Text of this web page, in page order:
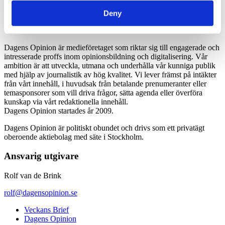
Deny
*Moms 6 procent tillkommer alla priser
Dagens Opinion är medieföretaget som riktar sig till engagerade och
intresserade proffs inom opinionsbildning och digitalisering. Vår
ambition är att utveckla, utmana och underhålla vår kunniga publik
med hjälp av journalistik av hög kvalitet. Vi lever främst på intäkter
från vårt innehåll, i huvudsak från betalande prenumeranter eller
temasponsorer som vill driva frågor, sätta agenda eller överföra
kunskap via vårt redaktionella innehåll.
Dagens Opinion startades år 2009.
Dagens Opinion är politiskt obundet och drivs som ett privatägt
oberoende aktiebolag med säte i Stockholm.
Ansvarig utgivare
Rolf van de Brink
rolf@dagensopinion.se
Veckans Brief
Dagens Opinion